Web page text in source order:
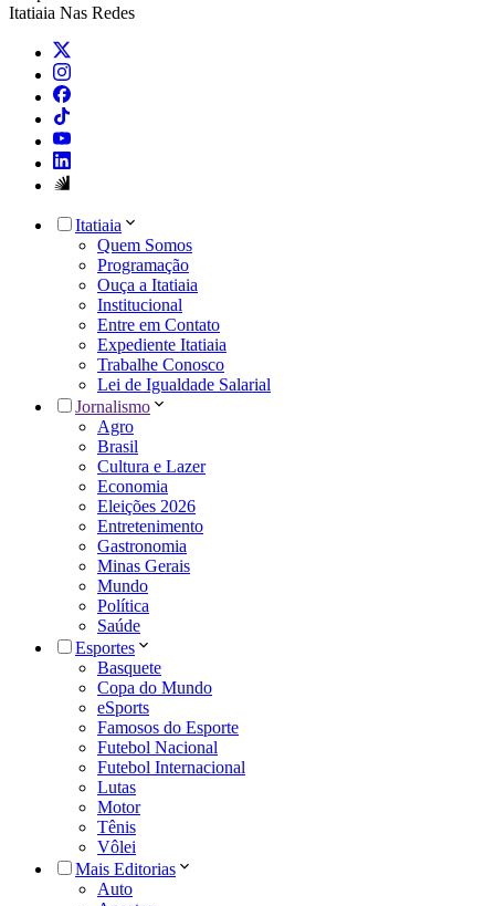
Itatiaia Nas Redes
Itatiaia
Quem Somos
Programação
Ouça a Itatiaia
Institucional
Entre em Contato
Expediente Itatiaia
Trabalhe Conosco
Lei de Igualdade Salarial
Jornalismo
Agro
Brasil
Cultura e Lazer
Economia
Eleições 2026
Entretenimento
Gastronomia
Minas Gerais
Mundo
Política
Saúde
Esportes
Basquete
Copa do Mundo
eSports
Famosos do Esporte
Futebol Nacional
Futebol Internacional
Lutas
Motor
Tênis
Vôlei
Mais Editorias
Auto